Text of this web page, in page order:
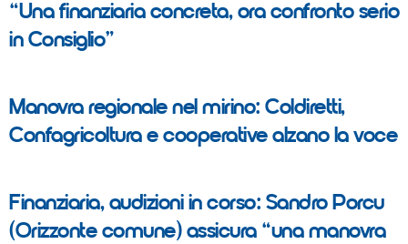
“Una finanziaria concreta, ora confronto serio
in Consiglio”
Manovra regionale nel mirino: Coldiretti,
Confagricoltura e cooperative alzano la voce
Finanziaria, audizioni in corso: Sandro Porcu
(Orizzonte comune) assicura “una manovra